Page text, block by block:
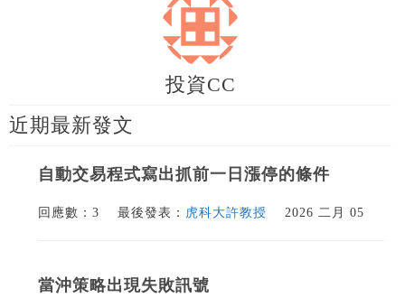
投資CC
近期最新發文
自動交易程式寫出抓前一日漲停的條件
回應數：3 最後發表： 虎科大許教授 2026 二月 05
當沖策略出現失敗訊號